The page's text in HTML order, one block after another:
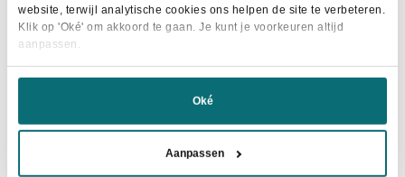
website, terwijl analytische cookies ons helpen de site te verbeteren.
Klik op 'Oké' om akkoord te gaan. Je kunt je voorkeuren altijd
aanpassen.
Oké
Aanpassen
op
de